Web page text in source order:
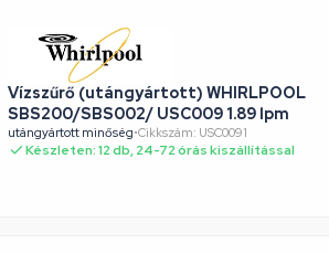
Vízszűrő (utángyártott) WHIRLPOOL
SBS200/SBS002/ USC009 1.89 lpm
utángyártott minőség•Cikkszám: USC0091
Készleten: 12 db, 24-72 órás kiszállítással